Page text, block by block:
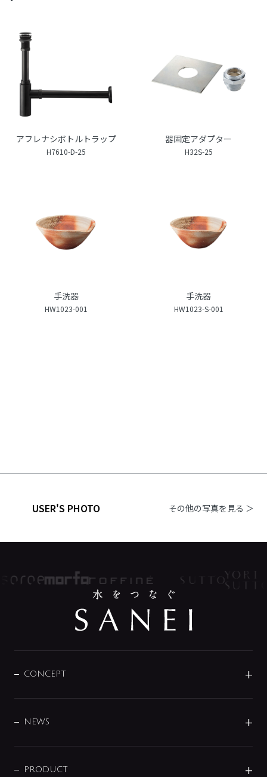
アフレナシボトルトラップ
H7610-D-25
器固定アダプター
H32S-25
手洗器
HW1023-001
手洗器
HW1023-S-001
USER'S PHOTO その他の写真を見る ＞
CONCEPT
DESIGN
NEWS
商品に関して
PRODUCT